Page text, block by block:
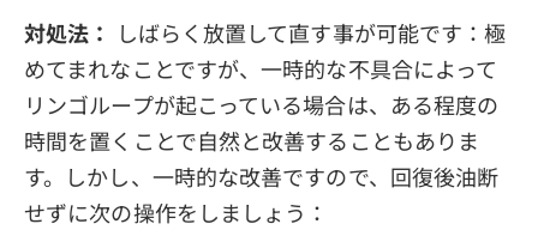
対処法：
しばらく放置して直す事が可能です：極
めてまれなことですが、一時的な不具合によって
リンゴループが起こっている場合は、ある程度の
時間を置くことで自然と改善することもありま
す。しかし、一時的な改善ですので、回復後油断
せずに次の操作をしましょう：